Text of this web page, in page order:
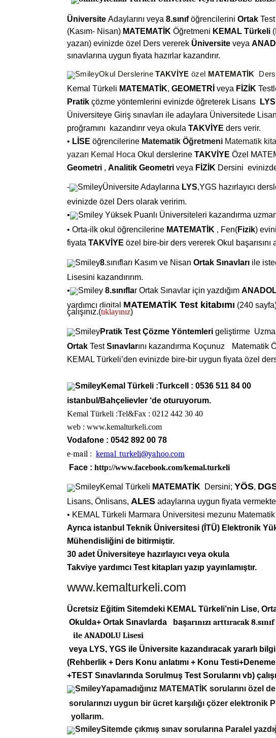
Üniversite Adaylarını veya 8.sınıf öğrencilerini Ortak Test
(Kasım- Nisan) MATEMATİK Öğretmeni KEMAL Türkeli
yazarı) evinizde özel Ders vererek Üniversite veya
sınavlarına uygun fiyata hazırlar kazandırır.
Okul Derslerine TAKVİYE özel MATEMATİK
Kemal Türkeli MATEMATİK, GEOMETRİ veya FİZİK
Pratik çözme yöntemlerini evinizde öğreterek Lisans LYS
Üniversiteye Giriş sınavları ile adaylara Üniversitede
proğramını
kazandırır veya okula TAKVİYE ders verir.
• LİSE öğrencilerine Matematik Öğretmeni Matematik
yazarı Kemal Hoca Okul derslerine TAKVİYE Özel
Geometri , Analitik Geometri veya FİZİK Dersini
- Üniversite Adaylarına LYS,YGS hazırlayıcı
evinizde özel Ders olarak veririm.
•
Yüksek Puanlı Üniversiteleri kazandırma
• Orta-ilk okul öğrencilerine MATEMATİK , Fen(Fizik)
fiyata TAKVİYE özel bire-bir ders vererek Okul başarısını
8.sınıfları Kasım ve Nisan Ortak Sınavları ile
Lisesini kazandırırım.
•
8.sınıflar Ortak Sınavlar için yazdığım
yardımcı digital MATEMATİK Test kitabımı (240
çalışınız.(tıklayınız)
Pratik Test Çözme Yöntemleri geliştirme
Ortak Test Sınavlarını kazandırma Koçunuz Matematik
KEMAL Türkeli’den evinizde bire-bir uygun fiyata özel
Kemal Türkeli :Turkcell
: 0536 511 84 00
istanbul/Bahçelievler ‘de oturuyorum.
Kemal Türkeli :Tel&Fax : 0212 442 30 40
web : www.kemalturkeli.com
Vodafone : 0542 892 00 78
e-mail : kemal_turkeli@yahoo.com
Face : http://www.facebook.com/kemal.turkeli
Kemal Türkeli MATEMATİK Dersini; YÖS,
Lisans, Önlisans, ALES adaylarına uygun fiyata
• KEMAL Türkeli Marmara Üniversitesi mezunu
Ayrıca istanbul Teknik Üniversitesi (İTÜ) Elektronik
Mühendisliğini de bitirmiştir.
30 adet Üniversiteye hazırlayıcı veya okula
Takviye yardımcı Test kitapları yazıp yayınlamıştır.
www.kemalturkeli.com
Ücretsiz Eğitim Sitemdeki KEMAL Türkeli’nin Lise,
Okulda+ Ortak Sınavlarda başarınızı arttıracak
ile ANADOLU Lisesi
veya LYS, YGS ile Üniversite kazandıracak yararlı
(Rehberlik + Ders Konu anlatımı + Konu Testi+Deneme
+TEST Sınavlarında Sorulmuş Test Sorularını vb) çalışı
Yapamadığınız MATEMATİK sorularını özel
sorularınızı uygun bir ücret karşılığı çözer elektronik
yollarım.
Sitemde çıkmış sınav sorularına Paralel